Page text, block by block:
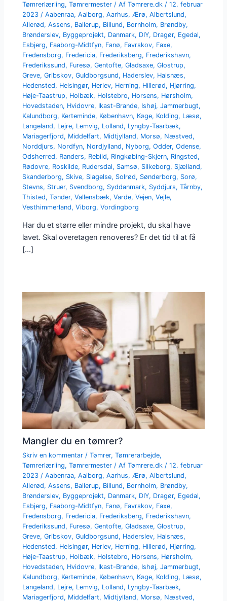
Tømrerlærling,Tømrermester / AfTømrere.dk/12. februar
2023/Aabenraa,Aalborg,Aarhus,Ærø,Albertslund,
Allerød,Assens, Ballerup, Billund, Bornholm, Brøndby,
Brønderslev, Byggeprojekt, Danmark, DIY, Dragør, Egedal,
Esbjerg, Faaborg-Midtfyn, Fanø, Favrskov, Faxe,
Fredensborg, Fredericia, Frederiksberg, Frederikshavn,
Frederikssund, Furesø,Gentofte,Gladsaxe,Glostrup,
Greve,Gribskov,Guldborgsund, Haderslev, Halsnæs,
Hedensted, Helsingør, Herlev, Herning, Hillerød, Hjørring,
Høje-Taastrup, Holbæk, Holstebro, Horsens, Hørsholm,
Hovedstaden, Hvidovre, Ikast-Brande, Ishøj,Jammerbugt,
Kalundborg, Kerteminde, København, Køge, Kolding, Læsø,
Langeland, Lejre, Lemvig, Lolland, Lyngby-Taarbæk,
Mariagerfjord, Middelfart, Midtjylland, Morsø, Næstved,
Norddjurs, Nordfyn, Nordjylland, Nyborg,Odder,Odense,
Odsherred, Randers, Rebild, Ringkøbing-Skjern, Ringsted,
Rødovre, Roskilde, Rudersdal, Samsø, Silkeborg, Sjælland,
Skanderborg, Skive, Slagelse, Solrød, Sønderborg, Sorø,
Stevns, Struer, Svendborg, Syddanmark, Syddjurs,Tårnby,
Thisted,Tønder,Vallensbæk,Varde,Vejen,Vejle,
Vesthimmerland,Viborg,Vordingborg
Har du et større eller mindre projekt, du skal have
lavet. Skal overetagen renoveres? Er det tid til at få
[…]
Mangler du en tømrer?
Skriv en kommentar /Tømrer,Tømrerarbejde,
Tømrerlærling,Tømrermester / AfTømrere.dk /12. februar
2023 /Aabenraa,Aalborg,Aarhus, Ærø,Albertslund,
Allerød,Assens, Ballerup, Billund, Bornholm, Brøndby,
Brønderslev, Byggeprojekt, Danmark, DIY, Dragør, Egedal,
Esbjerg, Faaborg-Midtfyn, Fanø, Favrskov, Faxe,
Fredensborg, Fredericia, Frederiksberg, Frederikshavn,
Frederikssund, Furesø,Gentofte,Gladsaxe,Glostrup,
Greve,Gribskov,Guldborgsund, Haderslev, Halsnæs,
Hedensted, Helsingør, Herlev, Herning, Hillerød, Hjørring,
Høje-Taastrup, Holbæk, Holstebro, Horsens, Hørsholm,
Hovedstaden, Hvidovre, Ikast-Brande, Ishøj,Jammerbugt,
Kalundborg, Kerteminde, København, Køge, Kolding, Læsø,
Langeland, Lejre, Lemvig, Lolland, Lyngby-Taarbæk,
Mariagerfjord, Middelfart, Midtjylland, Morsø, Næstved,